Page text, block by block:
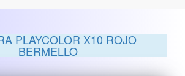
PLAYCOLOR X10 ROJO
BERMELLO